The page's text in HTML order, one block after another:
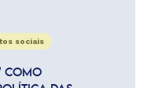
sociais
COMO